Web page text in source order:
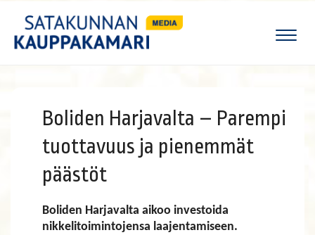
Boliden Harjavalta – Parempi
tuottavuus ja pienemmät
päästöt
Boliden Harjavalta aikoo investoida
nikkelitoimintojensa laajentamiseen.